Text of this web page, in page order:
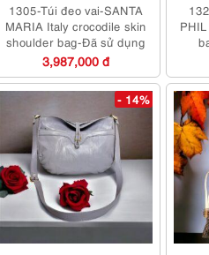
1305-Túi đeo vai-SANTA
MARIA Italy crocodile skin
shoulder bag-Đã sử dụng
3,987,000 đ
- 14%